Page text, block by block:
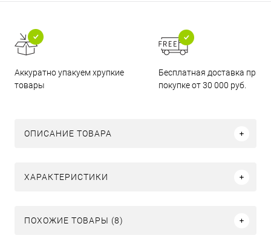
Аккуратно упакуем хрупкие
товары
Бесплатная доставка при
покупке от 30 000 руб.
ОПИСАНИЕ ТОВАРА
ХАРАКТЕРИСТИКИ
ПОХОЖИЕ ТОВАРЫ (8)